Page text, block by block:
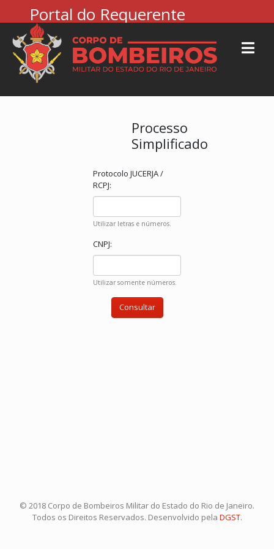
Portal do Requerente
Processo
Simplificado
Protocolo JUCERJA /
RCPJ:
Utilizar letras e números.
CNPJ:
Utilizar somente números.
© 2018 Corpo de Bombeiros Militar do Estado do Rio de Janeiro.
Todos os Direitos Reservados. Desenvolvido pela DGST.